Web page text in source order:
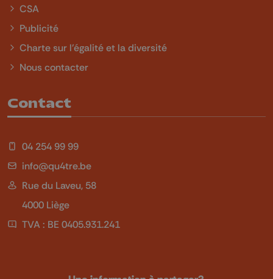
CSA
Publicité
Charte sur l'égalité et la diversité
Nous contacter
Contact
04 254 99 99
info@qu4tre.be
Rue du Laveu, 58
4000 Liège
TVA : BE 0405.931.241